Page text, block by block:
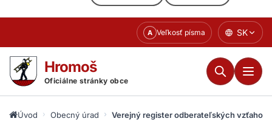
obsahu
A Veľkosť písma SK
Hromoš
Oficiálne stránky obce
Úvod Obecný úrad Verejný register odberateľských vzťahov